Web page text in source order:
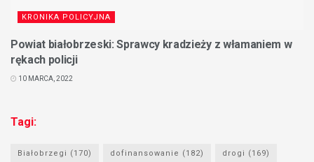
KRONIKA POLICYJNA
Powiat białobrzeski: Sprawcy kradzieży z włamaniem w
rękach policji
10 MARCA, 2022
Tagi:
Białobrzegi (170) dofinansowanie (182) drogi (169)